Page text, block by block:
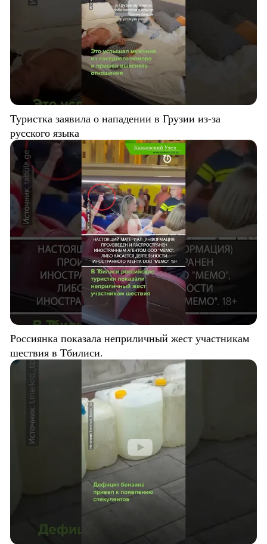
Туристка заявила о нападении в Грузии из-за
русского языка
Россиянка показала неприличный жест участникам
шествия в Тбилиси.